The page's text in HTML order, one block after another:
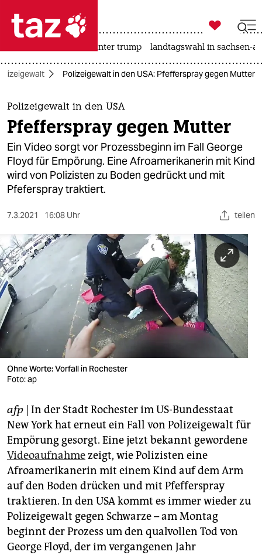
 taz zahl ich
taz zahl ich
themen
politik
öko
gesellschaft
kultur
sport
berlin
nord
wahrheit
verlag
shop
fragen & hilfe
unterstützen
abo
genossenschaft
epaper login

taz zahl ich
usa unter trump landtagswahl in sachsen-
Polizeigewalt in den USA: Pfefferspray gegen Mutter
Polizeigewalt in den USA
Pfefferspray gegen Mutter
Ein Video sorgt vor Prozessbeginn im Fall George
Floyd für Empörung. Eine Afroamerikanerin mit Kind
wird von Polizisten zu Boden gedrückt und mit
Pfeferspray traktiert.
7.3.2021 16:08 Uhr teilen
Ohne Worte: Vorfall in Rochester
Foto: ap
afp | In der Stadt Rochester im US-Bundesstaat
New York hat erneut ein Fall von Polizeigewalt für
Empörung gesorgt. Eine jetzt bekannt gewordene
Videoaufnahmezeigt, wie Polizisten eine
Afroamerikanerin mit einem Kind auf dem Arm
auf den Boden drücken und mit Pfefferspray
traktieren. In den USA kommt es immer wieder zu
Polizeigewalt gegen Schwarze – am Montag
beginnt der Prozess um den qualvollen Tod von
George Floyd, der im vergangenen Jahr